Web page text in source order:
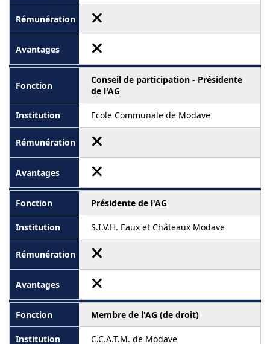
Conseil de participation - Présidente
de l'AG
Ecole Communale de Modave
Présidente de l'AG
S.I.V.H. Eaux et Châteaux Modave
Membre de l'AG (de droit)
C.C.A.T.M. de Modave